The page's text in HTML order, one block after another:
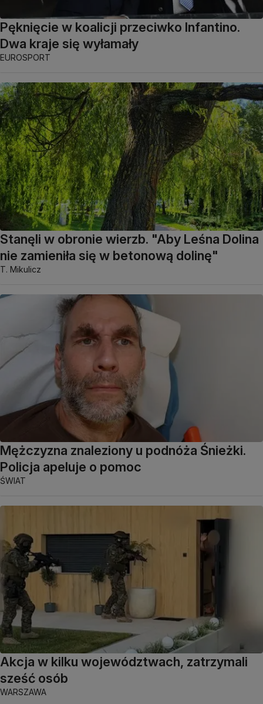
Pęknięcie w koalicji przeciwko Infantino.
Dwa kraje się wyłamały
EUROSPORT
Stanęli w obronie wierzb. "Aby Leśna Dolina
nie zamieniła się w betonową dolinę"
T. Mikulicz
Mężczyzna znaleziony u podnóża Śnieżki.
Policja apeluje o pomoc
ŚWIAT
Akcja w kilku województwach, zatrzymali
sześć osób
WARSZAWA